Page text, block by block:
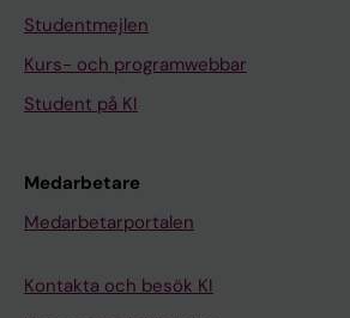
Studentmejlen
Kurs- och programwebbar
Student på KI
Medarbetare
Medarbetarportalen
Kontakta och besök KI